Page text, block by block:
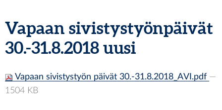
Vapaan sivistystyönpäivät
30.-31.8.2018 uusi
Vapaan sivistystyön päivät 30.-31.8.2018_AVI.pdf —
1504 KB